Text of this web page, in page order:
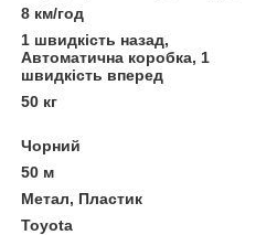
8 км/год
1 швидкість назад,
Автоматична коробка, 1
швидкість вперед
50 кг
Чорний
50 м
Метал, Пластик
Toyota